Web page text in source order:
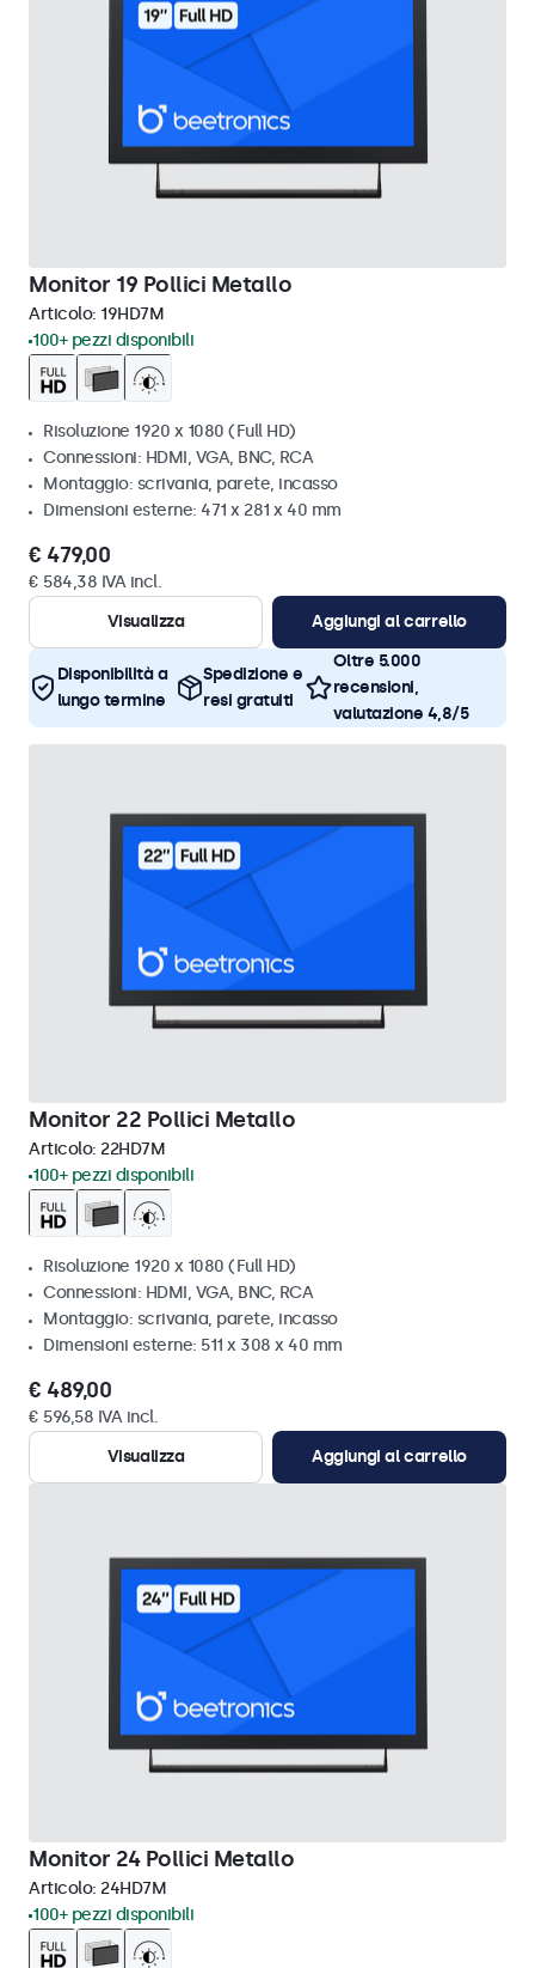
Monitor 19 Pollici Metallo
Articolo: 19HD7M
100+ pezzi disponibili
Risoluzione 1920 x 1080 (Full HD)
Connessioni: HDMI, VGA, BNC, RCA
Montaggio: scrivania, parete, incasso
Dimensioni esterne: 471 x 281 x 40 mm
€ 479,00
€ 584,38 IVA incl.
Visualizza
Aggiungi al carrello
Disponibilità a
lungo termine
Spedizione e
resi gratuiti
Oltre 5.000
recensioni,
valutazione 4,8/5
Monitor 22 Pollici Metallo
Articolo: 22HD7M
100+ pezzi disponibili
Risoluzione 1920 x 1080 (Full HD)
Connessioni: HDMI, VGA, BNC, RCA
Montaggio: scrivania, parete, incasso
Dimensioni esterne: 511 x 308 x 40 mm
€ 489,00
€ 596,58 IVA incl.
Visualizza
Aggiungi al carrello
Monitor 24 Pollici Metallo
Articolo: 24HD7M
100+ pezzi disponibili